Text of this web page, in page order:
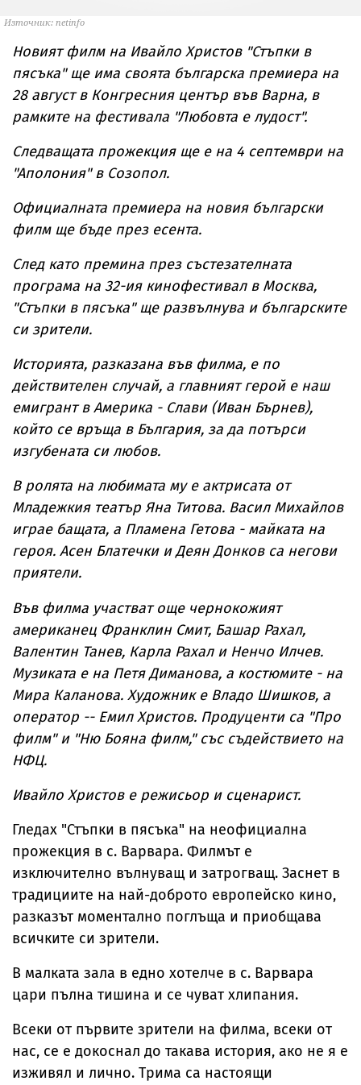
Източник: netinfo
Новият филм на Ивайло Христов "Стъпки в
пясъка" ще има своята българска премиера на
28 август в Конгресния център във Варна, в
рамките на фестивала "Любовта е лудост".
Следващата прожекция ще е на 4 септември на
"Аполония" в Созопол.
Официалната премиера на новия български
филм ще бъде през есента.
След като премина през състезателната
програма на 32-ия кинофестивал в Москва,
"Стъпки в пясъка" ще развълнува и българските
си зрители.
Историята, разказана във филма, е по
действителен случай, а главният герой е наш
емигрант в Америка - Слави (Иван Бърнев),
който се връща в България, за да потърси
изгубената си любов.
В ролята на любимата му е актрисата от
Младежкия театър Яна Титова. Васил Михайлов
играе бащата, а Пламена Гетова - майката на
героя. Асен Блатечки и Деян Донков са негови
приятели.
Във филма участват още чернокожият
американец Франклин Смит, Башар Рахал,
Валентин Танев, Карла Рахал и Ненчо Илчев.
Музиката е на Петя Диманова, а костюмите - на
Мира Каланова. Художник е Владо Шишков, а
оператор -- Емил Христов. Продуценти са "Про
филм" и "Ню Бояна филм," със съдействието на
НФЦ.
Ивайло Христов е режисьор и сценарист.
Гледах "Стъпки в пясъка" на неофициална
прожекция в с. Варвара. Филмът е
изключително вълнуващ и затрогващ. Заснет в
традициите на най-доброто европейско кино,
разказът моментално поглъща и приобщава
всичките си зрители.
В малката зала в едно хотелче в с. Варвара
цари пълна тишина и се чуват хлипания.
Всеки от първите зрители на филма, всеки от
нас, се е докоснал до такава история, ако не я е
изживял и лично. Трима са настоящи